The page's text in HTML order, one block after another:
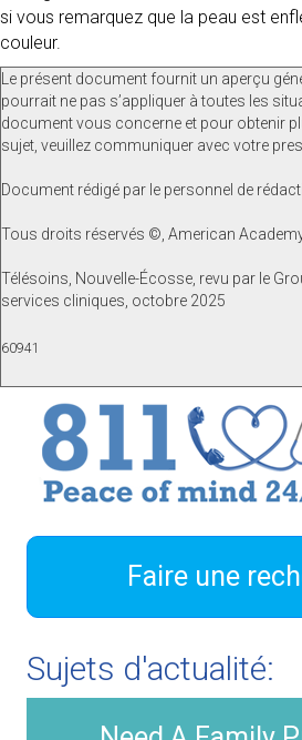
si vous remarquez que la peau est
couleur.
Le présent document fournit un aperçu
pourrait ne pas s’appliquer à toutes les
document vous concerne et pour obtenir
sujet, veuillez communiquer avec votre
Document rédigé par le personnel de
Tous droits réservés ©, American
Télésoins, Nouvelle-Écosse, revu par le
services cliniques, octobre 2025
60941
Faire une
Sujets d'actualité: